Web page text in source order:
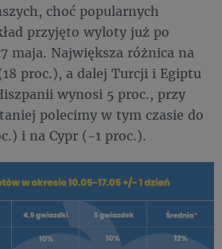
choć popularnych
przyjęto wyloty już po
maja. Największa różnica na
proc.), a dalej Turcji i Egiptu
wynosi 5 proc., przy
polecimy w tym czasie do
i na Cypr (-1 proc.).